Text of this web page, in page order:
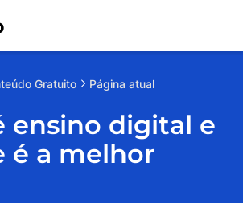
Gratuito Página atual
ensino digital e
é a melhor